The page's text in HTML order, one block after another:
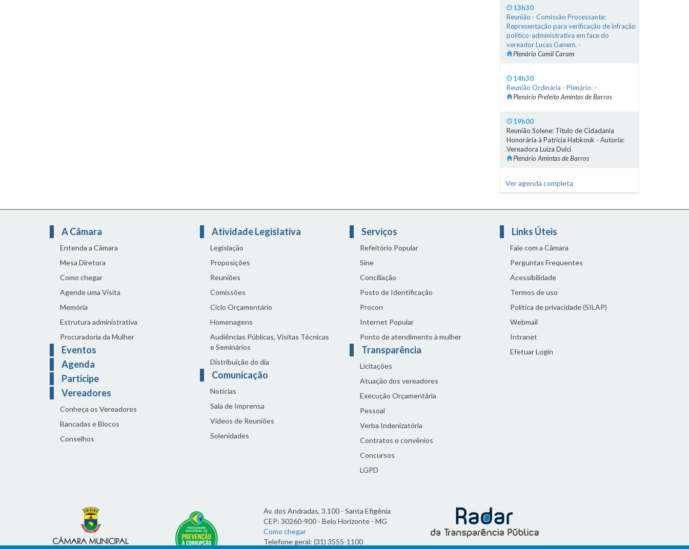
13h30
Reunião - Comissão Processante:
Representação para verificação de infração
político-administrativa em face do
vereador Lucas Ganem. -
Plenário Camil Caram
14h30
Reunião Ordinária - Plenário: -
Plenário Prefeito Amintas de Barros
19h00
Reunião Solene: Título de Cidadania
Honorária à Patrícia Habkouk - Autoria:
Vereadora Luiza Dulci
Plenário Amintas de Barros
Ver agenda completa
A Câmara
Entenda a Câmara
Mesa Diretora
Como chegar
Agende uma Visita
Memória
Estrutura administrativa
Procuradoria da Mulher
Eventos
Agenda
Participe
Vereadores
Conheça os Vereadores
Bancadas e Blocos
Conselhos
Atividade Legislativa
Legislação
Proposições
Reuniões
Comissões
Ciclo Orçamentário
Homenagens
Audiências Públicas, Visitas Técnicas
e Seminários
Distribuição do dia
Comunicação
Notícias
Sala de Imprensa
Vídeos de Reuniões
Solenidades
Serviços
Refeitório Popular
Sine
Conciliação
Posto de Identificação
Procon
Internet Popular
Ponto de atendimento à mulher
Transparência
Licitações
Atuação dos vereadores
Execução Orçamentária
Pessoal
Verba Indenizatória
Contratos e convênios
Concursos
LGPD
Links Úteis
Fale com a Câmara
Perguntas Frequentes
Acessibilidade
Termos de uso
Política de privacidade (SILAP)
Webmail
Intranet
Efetuar Login
Av. dos Andradas, 3.100 - Santa Efigênia
CEP: 30260-900 - Belo Horizonte - MG
Como chegar
Telefone geral: (31) 3555-1100